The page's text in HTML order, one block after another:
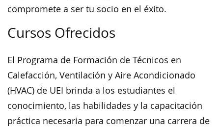
compromete a ser tu socio en el éxito.
Cursos Ofrecidos
El Programa de Formación de Técnicos en
Calefacción, Ventilación y Aire Acondicionado
(HVAC) de UEI brinda a los estudiantes el
conocimiento, las habilidades y la capacitación
práctica necesaria para comenzar una carrera de